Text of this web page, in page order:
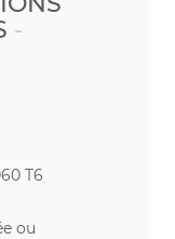
T6
ou